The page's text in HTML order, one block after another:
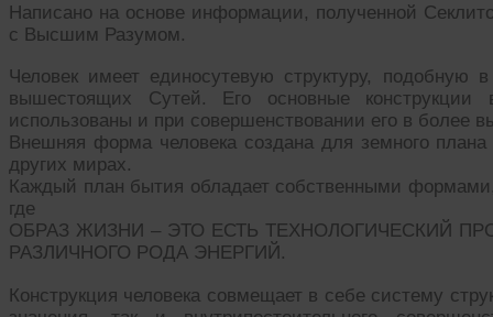
Написано на основе информации, полученной
с Высшим Разумом.
Человек имеет единосутевую структуру, подобную в
вышестоящих Сутей. Его основные
использованы и при совершенствовании его в более
Внешняя форма человека создана для земного
других мирах.
Каждый план бытия обладает собственными
где
ОБРАЗ ЖИЗНИ – ЭТО ЕСТЬ ТЕХНОЛОГИЧЕСКИЙ
РАЗЛИЧНОГО РОДА ЭНЕРГИЙ.
Конструкция человека совмещает в себе систему